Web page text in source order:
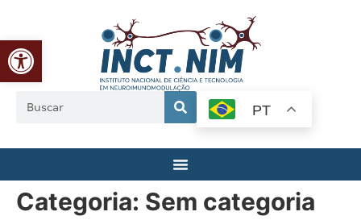
Abrir a barra de ferramentas
PT
Categoria: Sem categoria